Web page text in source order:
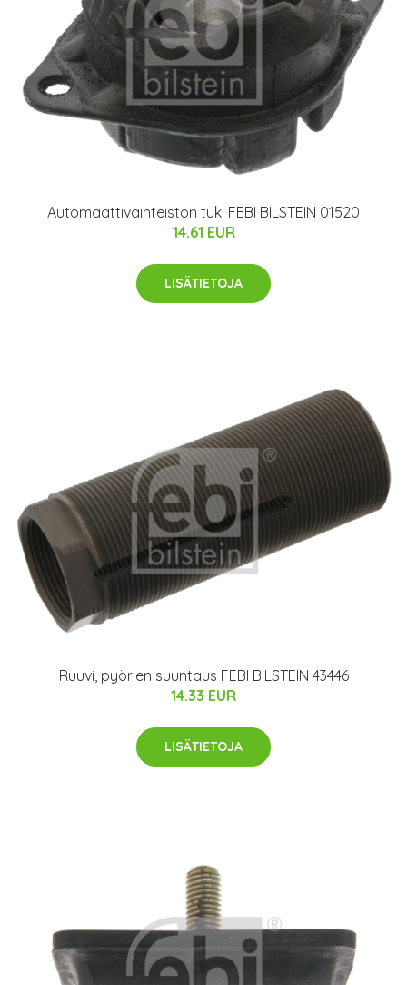
Automaattivaihteiston tuki FEBI BILSTEIN 01520
14.61 EUR
LISÄTIETOJA
Ruuvi, pyörien suuntaus FEBI BILSTEIN 43446
14.33 EUR
LISÄTIETOJA